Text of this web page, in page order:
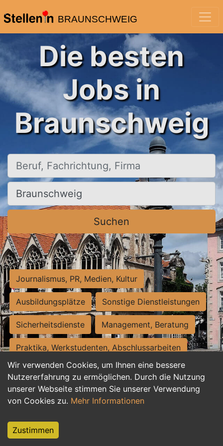
BRAUNSCHWEIG
Wir verwenden Cookies, um Ihnen eine bessere
Nutzererfahrung zu ermöglichen. Durch die Nutzung
unserer Webseite stimmen Sie unserer Verwendung
von Cookies zu. Mehr Informationen
Zustimmen
Die besten
Jobs in
Braunschweig
Beruf, Fachrichtung, Firma
Ort, Stadt
Suchen
Journalismus, PR, Medien, Kultur
Ausbildungsplätze Sonstige Dienstleistungen
Sicherheitsdienste Management, Beratung
Praktika, Werkstudenten, Abschlussarbeiten
Personalwesen Assistenz, Sekretariat
Hilfskräfte, Aushilfs- und Nebenjobs
Weiterbildung, Studium, duale Ausbildung